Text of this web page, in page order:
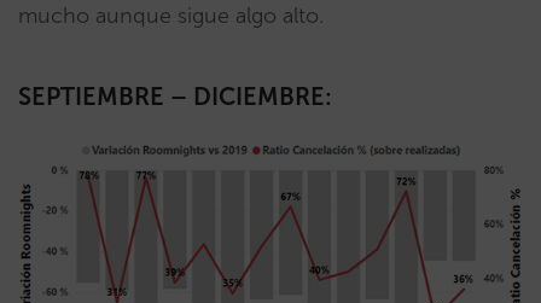
mucho aunque sigue algo alto.
SEPTIEMBRE – DICIEMBRE: